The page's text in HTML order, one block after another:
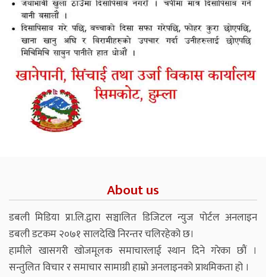
About us
डबली मिडिया प्रा.लि.द्वारा सञ्चालित डिजिटल न्युज पोर्टल अनलाइन
डबली डटकम २०७१ सालदेखि निरन्तर चलिरहेको छ।
हामीले खासगरी खोजमूलक समाचारलाई स्थान दिने गरेका छौं ।
सन्तुलित विचार र समाचार सामाग्री हाम्रो अनलाइनको प्राथमिकता हो ।